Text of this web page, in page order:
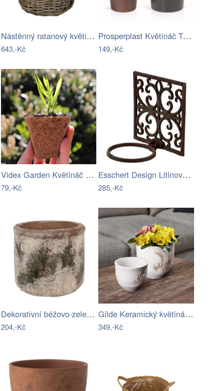
Nástěnný ratanový květináč s uchem šedá…
643,-Kč
Prosperplast Květináč Tubus Effect…
149,-Kč
Videx Garden Květináč z kokosového…
79,-Kč
Esschert Design Litinový stojan na…
285,-Kč
Dekorativní béžovo-zelený antik…
204,-Kč
Gilde Keramický květináč s otiskem…
349,-Kč